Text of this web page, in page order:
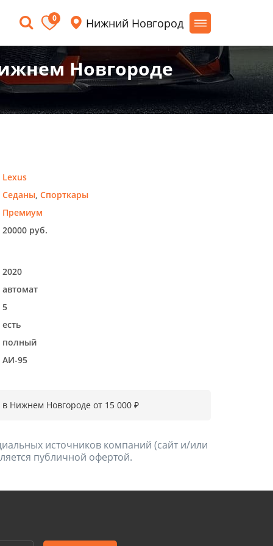
0 Нижний Новгород
Новгороде
Lexus
Седаны, Спорткары
Премиум
20000 руб.
2020
автомат
5
есть
полный
АИ-95
в Нижнем Новгороде от 15 000 ₽
источников компаний (сайт и/или
публичной офертой.